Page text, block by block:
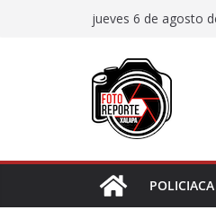
jueves 6 de agosto
POLICIACA